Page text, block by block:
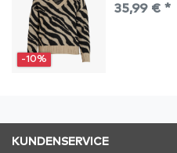
-10%
35,99 € *
KUNDENSERVICE